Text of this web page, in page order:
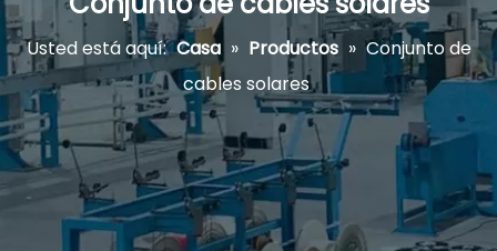
Usted está aquí: Casa » Productos » Conjunto de
cables solares